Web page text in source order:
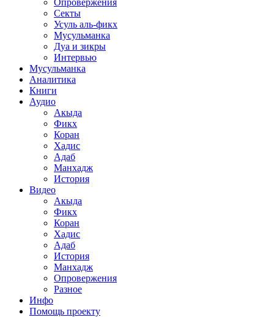
Опровержения
Секты
Усуль аль-фикх
Мусульманка
Дуа и зикры
Интервью
Мусульманка
Аналитика
Книги
Аудио
Акыда
Фикх
Коран
Хадис
Адаб
Манхадж
История
Видео
Акыда
Фикх
Коран
Хадис
Адаб
История
Манхадж
Опровержения
Разное
Инфо
Помощь проекту